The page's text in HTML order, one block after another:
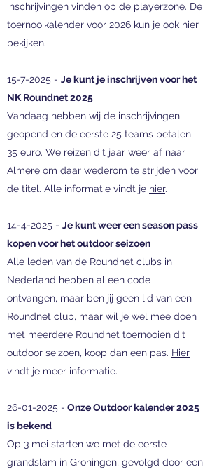
inschrijvingen vinden op de playerzone. De
toernooikalender voor 2026 kun je ook hier
bekijken.
15-7-2025 - Je kunt je inschrijven voor het
NK Roundnet 2025
Vandaag hebben wij de inschrijvingen
geopend en de eerste 25 teams betalen
35 euro. We reizen dit jaar weer af naar
Almere om daar wederom te strijden voor
de titel. Alle informatie vindt je hier.
14-4-2025 - Je kunt weer een season pass
kopen voor het outdoor seizoen
Alle leden van de Roundnet clubs in
Nederland hebben al een code
ontvangen, maar ben jij geen lid van een
Roundnet club, maar wil je wel mee doen
met meerdere Roundnet toernooien dit
outdoor seizoen, koop dan een pas. Hier
vindt je meer informatie.
26-01-2025 - Onze Outdoor kalender 2025
is bekend
Op 3 mei starten we met de eerste
grandslam in Groningen, gevolgd door een